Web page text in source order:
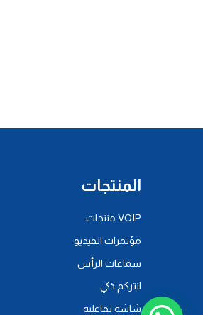
المنتجات
VOIP منتجات
مؤتمرات الفيديو
سماعات الرأس
انتركم ذكي
شاشة تفاعلية